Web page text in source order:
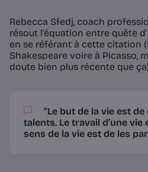
Rebecca Sfedj, coach
résout l’équation entre quête
en se référant à cette citation
Shakespeare voire à Picasso,
doute bien plus récente que
“Le but de la vie est
talents. Le travail d’une vie
sens de la vie est de les